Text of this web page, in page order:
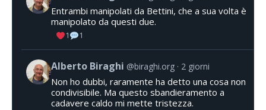
Entrambi manipolati da Bettini, che a sua volta è
manipolato da questi due.
1 1
Alberto Biraghi @biraghi.org 2 giorni
Non ho dubbi, raramente ha detto una cosa non
condivisibile. Ma questo sbandieramento a
cadavere caldo mi mette tristezza.